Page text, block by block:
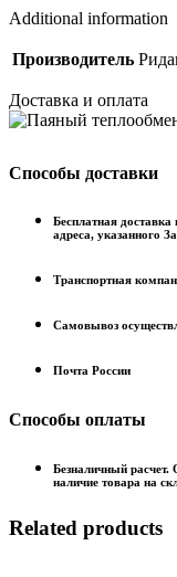
Additional information
Производитель
Доставка и оплата
Способы доставки
Бесплатная
адреса, указанного
Транспортная
Самовывоз
Почта России
Способы оплаты
Безналичный расчет.
наличие товара на
Related products